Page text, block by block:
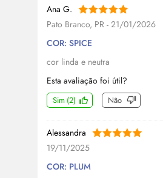
Ana G.
Pato Branco, PR - 21/01/2026
COR: SPICE
cor linda e neutra
Esta avaliação foi útil?
Sim (2) Não
Alessandra
19/11/2025
COR: PLUM